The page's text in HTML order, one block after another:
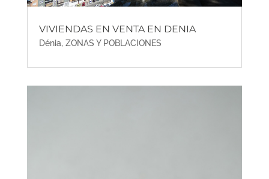
VIVIENDAS EN VENTA EN DENIA
Dénia, ZONAS Y POBLACIONES